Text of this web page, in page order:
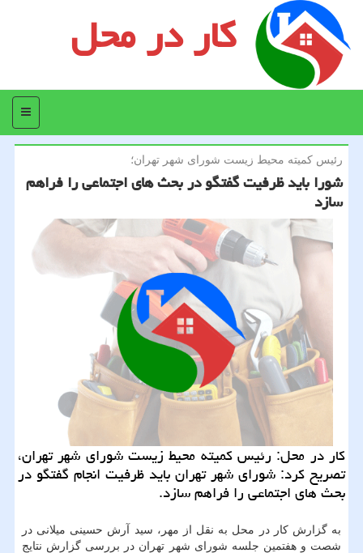
کار در محل
منو
رئیس كمیته محیط زیست شورای شهر تهران؛
شورا باید ظرفیت گفتگو در بحث های اجتماعی را فراهم
سازد
كار در محل: رئیس كمیته محیط زیست شورای شهر تهران،
تصریح كرد: شورای شهر تهران باید ظرفیت انجام گفتگو در
بحث های اجتماعی را فراهم سازد.
به گزارش كار در محل به نقل از مهر، سید آرش حسینی میلانی در
شصت و هفتمین جلسه شورای شهر تهران در بررسی گزارش نتایج